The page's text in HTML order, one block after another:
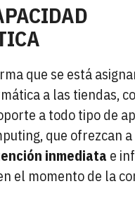
que se está
a las tiendas,
a todo tipo de
que ofrezcan
inmediata e
el momento de la